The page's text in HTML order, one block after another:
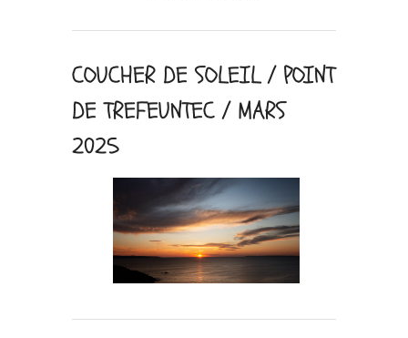
COUCHER DE SOLEIL / POINT
DE TREFEUNTEC / MARS
2025